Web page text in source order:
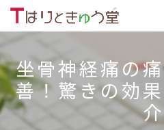
坐骨神経痛の
善！驚きの効
介